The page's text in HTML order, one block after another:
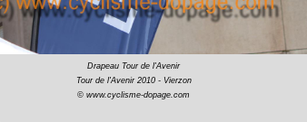
Drapeau Tour de l'Avenir
Tour de l'Avenir 2010 - Vierzon
© www.cyclisme-dopage.com